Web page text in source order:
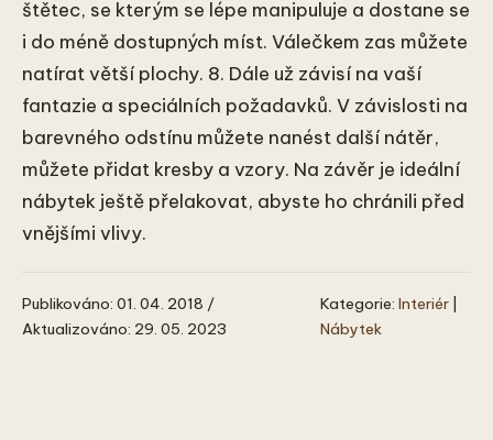
štětec, se kterým se lépe manipuluje a dostane se
i do méně dostupných míst. Válečkem zas můžete
natírat větší plochy. 8. Dále už závisí na vaší
fantazie a speciálních požadavků. V závislosti na
barevného odstínu můžete nanést další nátěr,
můžete přidat kresby a vzory. Na závěr je ideální
nábytek ještě přelakovat, abyste ho chránili před
vnějšími vlivy.
Publikováno: 01. 04. 2018 /
Aktualizováno: 29. 05. 2023
Kategorie: Interiér
Nábytek